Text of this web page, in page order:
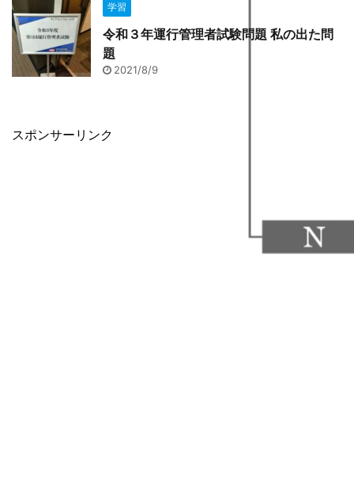
学習
令和３年運行管理者試験問題 私の出た問
題
2021/8/9
スポンサーリンク